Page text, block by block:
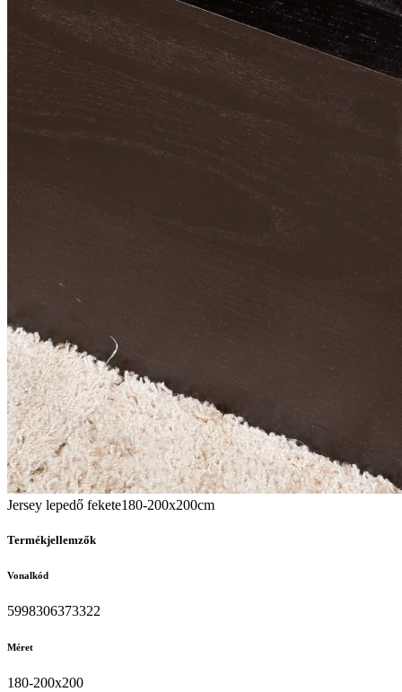
Jersey lepedő fekete180-200x200cm
Termékjellemzők
Vonalkód
5998306373322
Méret
180-200x200